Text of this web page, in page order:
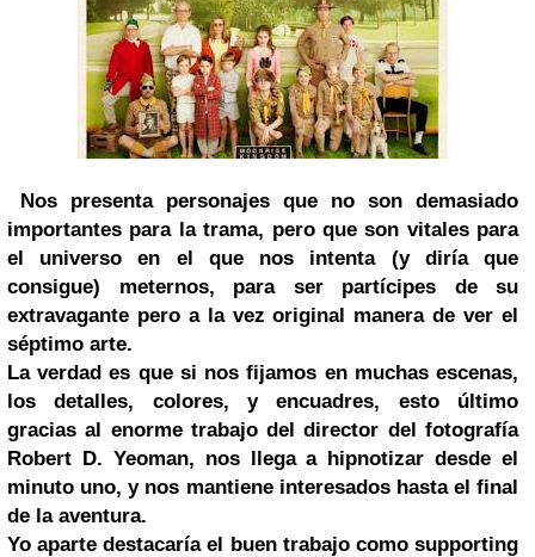
Nos presenta personajes que no son demasiado
importantes para la trama, pero que son vitales para
el universo en el que nos intenta (y diría que
consigue) meternos, para ser partícipes de su
extravagante pero a la vez original manera de ver el
séptimo arte.
La verdad es que si nos fijamos en muchas escenas,
los detalles, colores, y encuadres, esto último
gracias al enorme trabajo del director del fotografía
Robert D. Yeoman, nos llega a hipnotizar desde el
minuto uno, y nos mantiene interesados hasta el final
de la aventura.
Yo aparte destacaría el buen trabajo como supporting